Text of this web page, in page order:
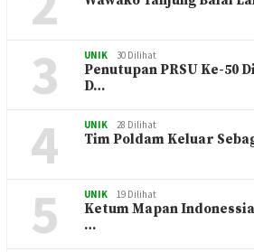
3 UNIK 30 Dilihat
Penutupan PRSU Ke-50
D…
4 UNIK 28 Dilihat
Tim Poldam Keluar
5 UNIK 19 Dilihat
Ketum Mapan
…